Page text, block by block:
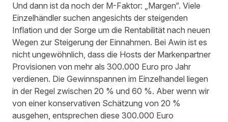
Und dann ist da noch der M-Faktor: „Margen“. Viele
Einzelhändler suchen angesichts der steigenden
Inflation und der Sorge um die Rentabilität nach neuen
Wegen zur Steigerung der Einnahmen. Bei Awin ist es
nicht ungewöhnlich, dass die Hosts der Markenpartner
Provisionen von mehr als 300.000 Euro pro Jahr
verdienen. Die Gewinnspannen im Einzelhandel liegen
in der Regel zwischen 20 % und 60 %. Aber wenn wir
von einer konservativen Schätzung von 20 %
ausgehen, entsprechen diese 300.000 Euro